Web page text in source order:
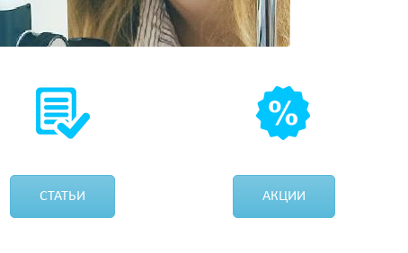
СТАТЬИ АКЦИИ